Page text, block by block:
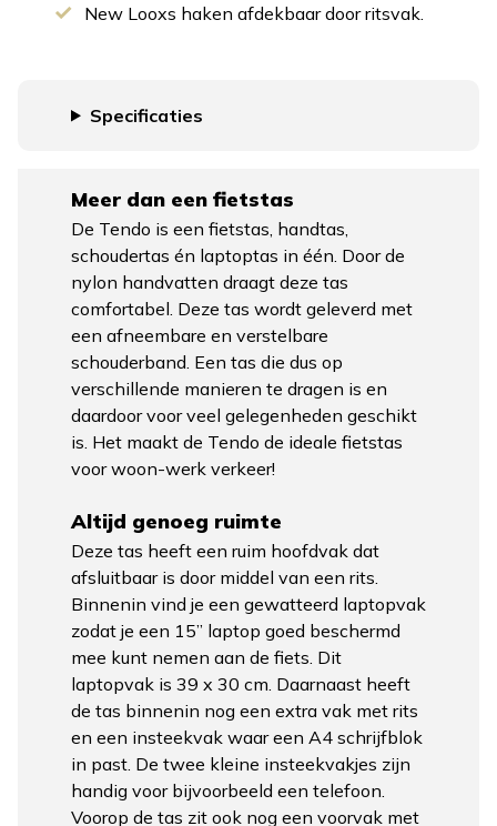
New Looxs haken afdekbaar door ritsvak.
Specificaties
Meer dan een fietstas
De Tendo is een fietstas, handtas,
schoudertas én laptoptas in één. Door de
nylon handvatten draagt deze tas
comfortabel. Deze tas wordt geleverd met
een afneembare en verstelbare
schouderband. Een tas die dus op
verschillende manieren te dragen is en
daardoor voor veel gelegenheden geschikt
is. Het maakt de Tendo de ideale fietstas
voor woon-werk verkeer!
Altijd genoeg ruimte
Deze tas heeft een ruim hoofdvak dat
afsluitbaar is door middel van een rits.
Binnenin vind je een gewatteerd laptopvak
zodat je een 15” laptop goed beschermd
mee kunt nemen aan de fiets. Dit
laptopvak is 39 x 30 cm. Daarnaast heeft
de tas binnenin nog een extra vak met rits
en een insteekvak waar een A4 schrijfblok
in past. De twee kleine insteekvakjes zijn
handig voor bijvoorbeeld een telefoon.
Voorop de tas zit ook nog een voorvak met